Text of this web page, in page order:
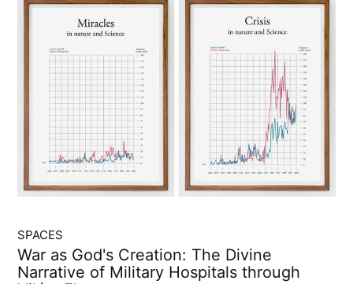
SPACES
War as God's Creation: The Divine
Narrative of Military Hospitals through